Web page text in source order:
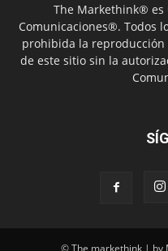
The Markethink®
Comunicaciones®. Todos
prohibida la
de este sitio sin la
© The markethink | by